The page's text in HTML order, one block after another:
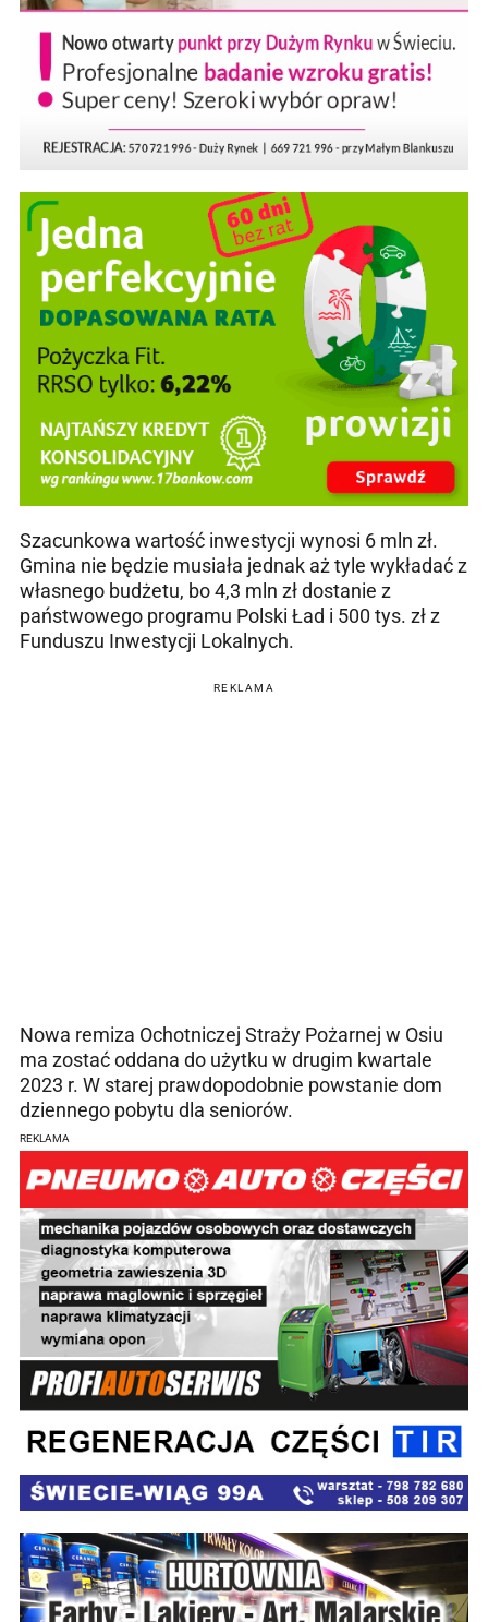
Szacunkowa wartość inwestycji wynosi 6 mln zł.
Gmina nie będzie musiała jednak aż tyle wykładać z
własnego budżetu, bo 4,3 mln zł dostanie z
państwowego programu Polski Ład i 500 tys. zł z
Funduszu Inwestycji Lokalnych.
REKLAMA
Nowa remiza Ochotniczej Straży Pożarnej w Osiu
ma zostać oddana do użytku w drugim kwartale
2023 r. W starej prawdopodobnie powstanie dom
dziennego pobytu dla seniorów.
REKLAMA